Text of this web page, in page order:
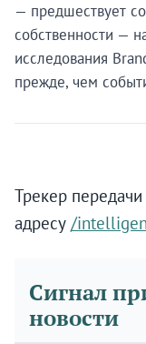
— предшествует
собственности —
исследования
прежде, чем
Трекер
адресу /
Сигнал
новости